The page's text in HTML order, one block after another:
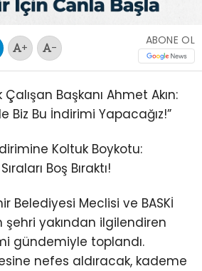
+ -
ABONE OL
Çalışan Başkanı Ahmet Akın:
Biz Bu İndirimi Yapacağız!”
Koltuk Boykotu:
Boş Bıraktı!
Belediyesi Meclisi ve BASKİ
şehri yakından ilgilendiren
gündemiyle toplandı.
nefes aldıracak, kademe